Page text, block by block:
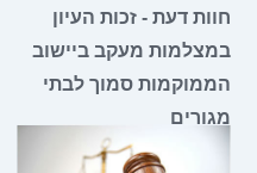
דעת - זכות העיון
מעקב ביישוב
סמוך לבתי